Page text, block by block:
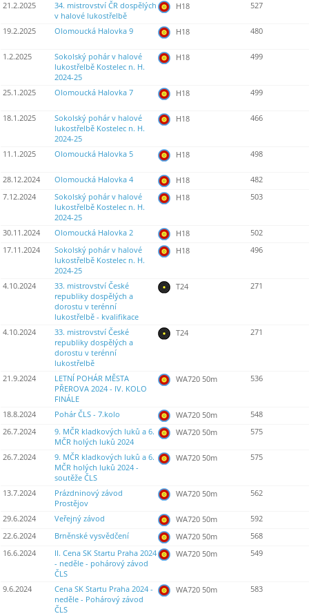
21.2.2025
34. mistrovství ČR dospělých
v halové lukostřelbě
H18 527
19.2.2025 Olomoucká Halovka 9 H18 480
1.2.2025
Sokolský pohár v halové
lukostřelbě Kostelec n. H.
2024-25
H18 499
25.1.2025 Olomoucká Halovka 7 H18 499
18.1.2025
Sokolský pohár v halové
lukostřelbě Kostelec n. H.
2024-25
H18 466
11.1.2025 Olomoucká Halovka 5 H18 498
28.12.2024 Olomoucká Halovka 4 H18
482
7.12.2024
Sokolský pohár v halové
lukostřelbě Kostelec n. H.
2024-25
H18 503
30.11.2024 Olomoucká Halovka 2 H18
502
17.11.2024
Sokolský pohár v halové
lukostřelbě Kostelec n. H.
2024-25
H18 496
4.10.2024
33. mistrovství České
republiky dospělých a
dorostu v terénní
lukostřelbě - kvalifikace
T24 271
4.10.2024
33. mistrovství České
republiky dospělých a
dorostu v terénní
lukostřelbě
T24 271
21.9.2024
LETNÍ POHÁR MĚSTA
PŘEROVA 2024 - IV. KOLO
FINÁLE
WA720 50m 536
18.8.2024 Pohár ČLS - 7.kolo WA720 50m
548
26.7.2024
9. MČR kladkových luků a 6.
MČR holých luků 2024
WA720 50m 575
26.7.2024
9. MČR kladkových luků a 6.
MČR holých luků 2024 -
soutěže ČLS
WA720 50m 575
13.7.2024
Prázdninový závod
Prostějov
WA720 50m 562
29.6.2024 Veřejný závod WA720 50m
592
22.6.2024
Brněnské vysvědčení WA720 50m
568
16.6.2024
II. Cena SK Startu Praha 2024
- neděle - pohárový závod
ČLS
WA720 50m 549
9.6.2024
Cena SK Startu Praha 2024 -
neděle - Pohárový závod
ČLS
WA720 50m 583